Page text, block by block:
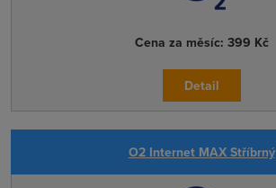
Cena za měsíc: 399 Kč
Detail
O2 Internet MAX Stříbrný